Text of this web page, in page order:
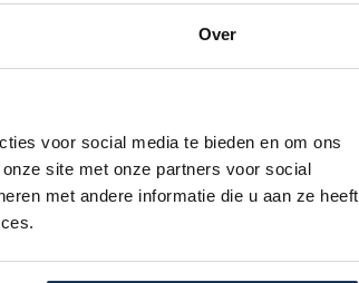
Over
voor social media te bieden en om ons
site met onze partners voor social
met andere informatie die u aan ze heeft